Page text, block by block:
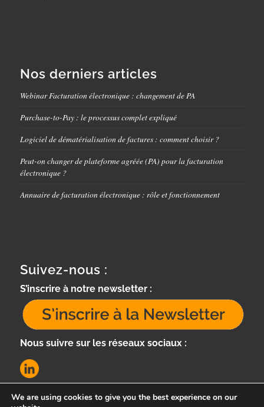
Nos derniers articles
Webinar Facturation électronique : changement de PA
Purchase-to-Pay : le processus complet expliqué
Logiciel de dématérialisation de factures : comment choisir ?
Peut-on changer de plateforme agréée (PA) pour la facturation
électronique ?
Annuaire de facturation électronique : rôle et fonctionnement
Suivez-nous :
S’inscrire à notre newsletter :
Nous suivre sur les réseaux sociaux :
We are using cookies to give you the best experience on our